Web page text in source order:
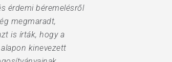
érdemi béremelésről
megmaradt,
is írták, hogy a
kinevezett